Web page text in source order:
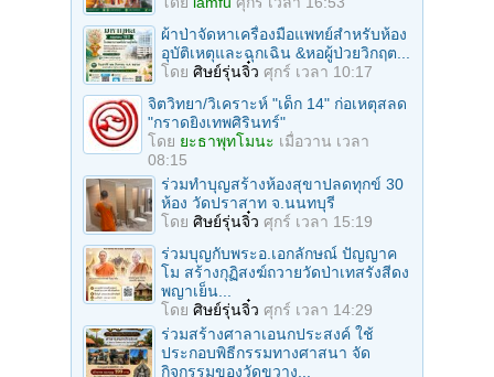
ผ้าป่าจัดหาเครื่องมือแพทย์สำหรับห้อง
อุบัติเหตุและฉุกเฉิน &หอผู้ป่วยวิกฤต...
โดย ศิษย์รุ่นจิ๋ว ศุกร์ เวลา 10:17
จิตวิทยา/วิเคราะห์ "เด็ก 14" ก่อเหตุสลด
"กราดยิงเทพศิรินทร์"
โดย ยะธาพุทโมนะ เมื่อวาน เวลา
08:15
ร่วมทําบุญสร้างห้องสุขาปลดทุกข์ 30
ห้อง วัดปราสาท จ.นนทบุรี
โดย ศิษย์รุ่นจิ๋ว ศุกร์ เวลา 15:19
ร่วมบุญกับพระอ.เอกลักษณ์ ปัญญาค
โม สร้างกุฏิสงฆ์ถวายวัดป่าเทสรังสีดง
พญาเย็น...
โดย ศิษย์รุ่นจิ๋ว ศุกร์ เวลา 14:29
ร่วมสร้างศาลาเอนกประสงค์ ใช้
ประกอบพิธีกรรมทางศาสนา จัด
กิจกรรมของวัดขวาง...